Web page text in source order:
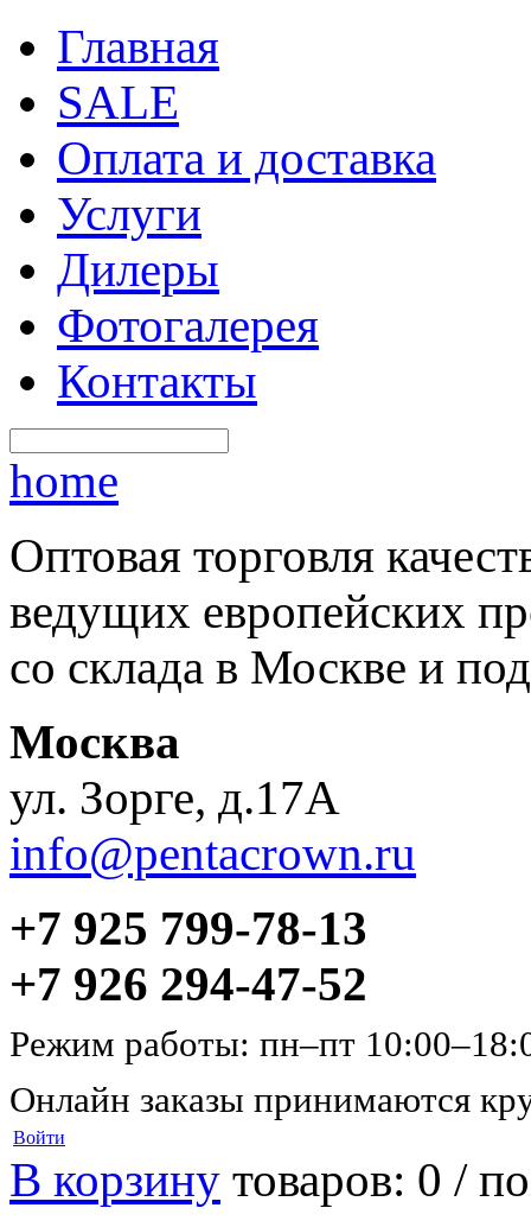
Главная
SALE
Оплата и доставка
Услуги
Дилеры
Фотогалерея
Контакты
home
Оптовая торговля
ведущих европейских
со склада в Москве и под
Москва
ул. Зорге, д.17А
info@pentacrown.ru
+7 925 799-78-13
+7 926 294-47-52
Режим работы: пн–пт
Онлайн заказы принимаются
Войти
В корзину товаров: 0 /